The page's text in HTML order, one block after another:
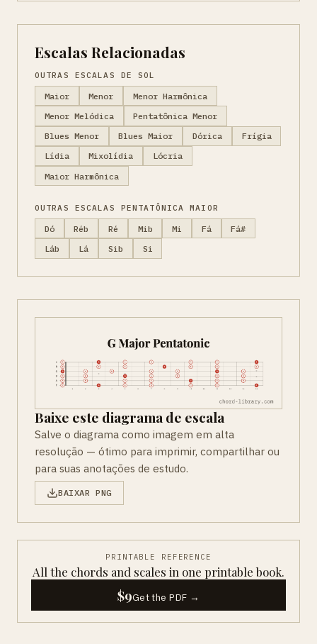
Escalas Relacionadas
OUTRAS ESCALAS DE SOL
Maior Menor
Menor Harmônica
Menor Melódica
Pentatônica Menor
Blues Menor
Blues Maior Dórica
Frígia
Lídia
Mixolídia
Lócria
Maior Harmônica
OUTRAS ESCALAS PENTATÔNICA MAIOR
Dó Réb Ré Mib Mi Fá
Fá#
Láb
Lá Sib Si
Baixe este diagrama de escala
Salve o diagrama como imagem em alta
resolução — ótimo para imprimir, compartilhar ou
para suas anotações de estudo.
BAIXAR PNG
PRINTABLE REFERENCE
All the chords and scales in one printable book.
$9Get the PDF →